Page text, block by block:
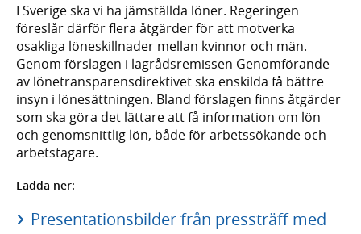
I Sverige ska vi ha jämställda löner. Regeringen
föreslår därför flera åtgärder för att motverka
osakliga löneskillnader mellan kvinnor och män.
Genom förslagen i lagrådsremissen Genomförande
av lönetransparensdirektivet ska enskilda få bättre
insyn i lönesättningen. Bland förslagen finns åtgärder
som ska göra det lättare att få information om lön
och genomsnittlig lön, både för arbetssökande och
arbetstagare.
Ladda ner:
Presentationsbilder från pressträff med